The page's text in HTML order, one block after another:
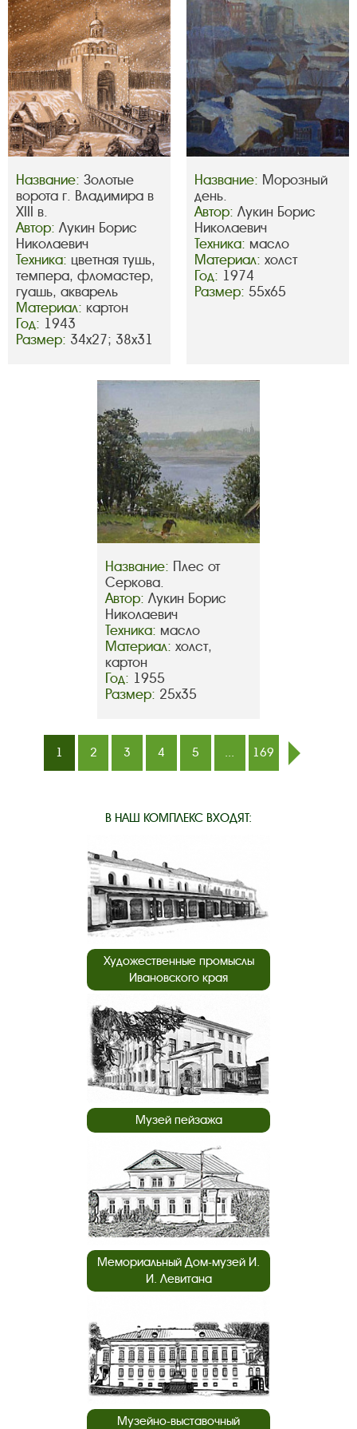
Название: Золотые
ворота г. Владимира в
XIII в.
Автор: Лукин Борис
Николаевич
Техника: цветная тушь,
темпера, фломастер,
гуашь, акварель
Материал: картон
Год: 1943
Размер: 34х27; 38х31
Название: Морозный
день.
Автор: Лукин Борис
Николаевич
Техника: масло
Материал: холст
Год: 1974
Размер: 55х65
Название: Плес от
Серкова.
Автор: Лукин Борис
Николаевич
Техника: масло
Материал: холст,
картон
Год: 1955
Размер: 25х35
1 2 3 4 5 ...
169
В НАШ КОМПЛЕКС ВХОДЯТ:
Художественные промыслы
Ивановского края
Музей пейзажа
Мемориальный Дом-музей И.
И. Левитана
Музейно-выставочный